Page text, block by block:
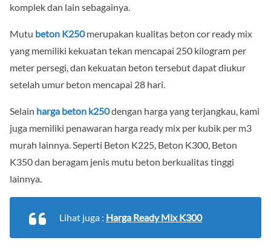
komplek dan lain sebagainya.
Mutu beton K250merupakan kualitas beton cor ready mix
yang memiliki kekuatan tekan mencapai 250 kilogram per
meter persegi, dan kekuatan beton tersebut dapat diukur
setelah umur beton mencapai 28 hari.
Selain harga beton k250dengan harga yang terjangkau, kami
juga memiliki penawaran harga ready mix per kubik per m3
murah lainnya. Seperti Beton K225, Beton K300, Beton
K350 dan beragam jenis mutu beton berkualitas tinggi
lainnya.
Lihat juga : Harga Ready Mix K300